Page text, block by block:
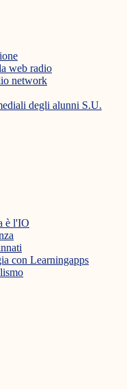
web radio
network
degli alunni S.U.
è l'IO
con Learningapps